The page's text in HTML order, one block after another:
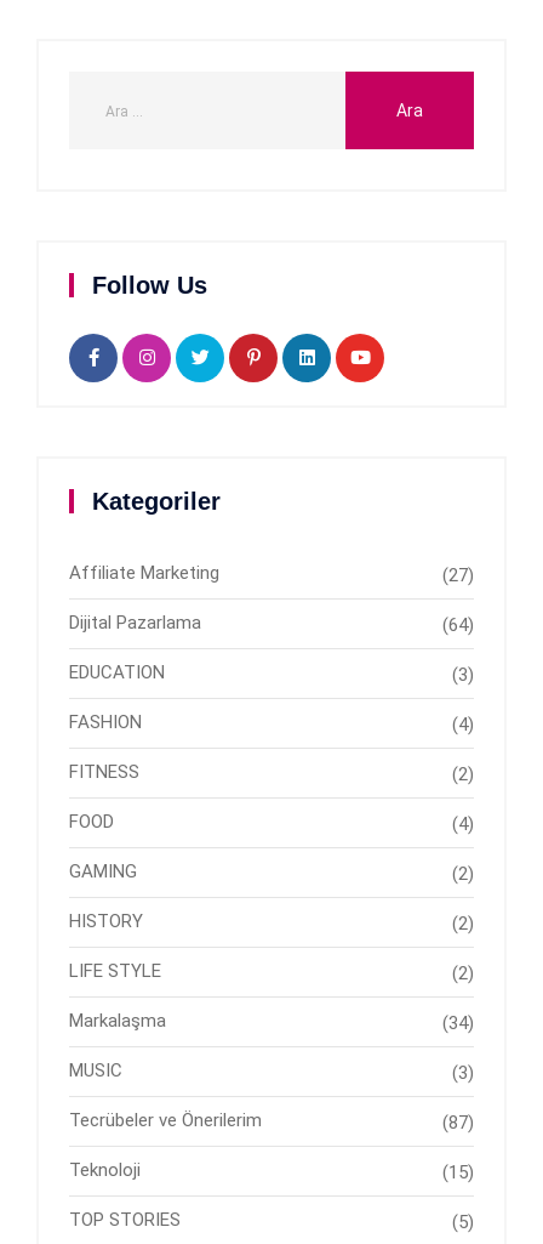
Follow Us
Kategoriler
Affiliate Marketing (27)
Dijital Pazarlama (64)
EDUCATION (3)
FASHION (4)
FITNESS (2)
FOOD (4)
GAMING (2)
HISTORY (2)
LIFE STYLE (2)
Markalaşma (34)
MUSIC (3)
Tecrübeler ve Önerilerim (87)
Teknoloji (15)
TOP STORIES (5)